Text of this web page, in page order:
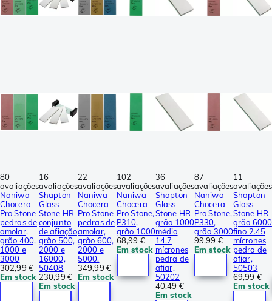
80
avaliações
Naniwa
Chocera
Pro Stone
pedras de
amolar,
grão 400,
1000 e
3000
302,99 €
Em stock
16
avaliações
Shapton
Glass
Stone HR
conjunto
de afiação
grão 500,
2000 e
16000,
50408
230,99 €
Em stock
22
avaliações
Naniwa
Chocera
Pro Stone
pedras de
amolar,
grão 600,
2000 e
5000.
349,99 €
Em stock
102
avaliações
Naniwa
Chocera
Pro Stone,
P310,
grão 1000
68,99 €
Em stock
36
avaliações
Shapton
Glass
Stone HR
grão 1000
médio
14.7
mícrones
pedra de
afiar,
50202
40,49 €
Em stock
87
avaliações
Naniwa
Chocera
Pro Stone,
P330,
grão 3000
99,99 €
Em stock
11
avaliações
Shapton
Glass
Stone HR
grão 6000
fino 2.45
mícrones
pedra de
afiar,
50503
69,99 €
Em stock